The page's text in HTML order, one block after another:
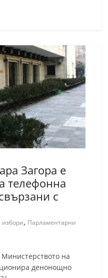
Загора е
телефонна
с
избори, Парламентарни
на
денонощно